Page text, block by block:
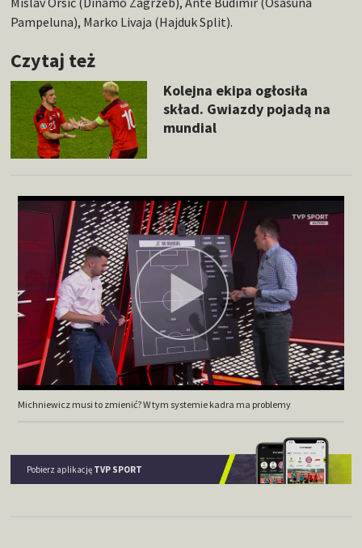
Pampeluna), Marko Livaja (Hajduk Split).
Czytaj też
Kolejna ekipa ogłosiła
skład. Gwiazdy pojadą na
mundial
Michniewicz musi to zmienić? W tym systemie kadra ma problemy
Pobierz aplikację TVP SPORT